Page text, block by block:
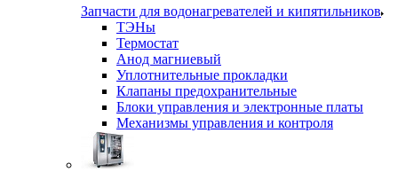
Запчасти для водонагревателей и кипятильников
ТЭНы
Термостат
Анод магниевый
Уплотнительные прокладки
Клапаны предохранительные
Блоки управления и электронные платы
Механизмы управления и контроля